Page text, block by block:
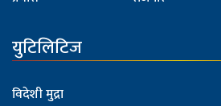
युटिलिटिज
विदेशी मुद्रा